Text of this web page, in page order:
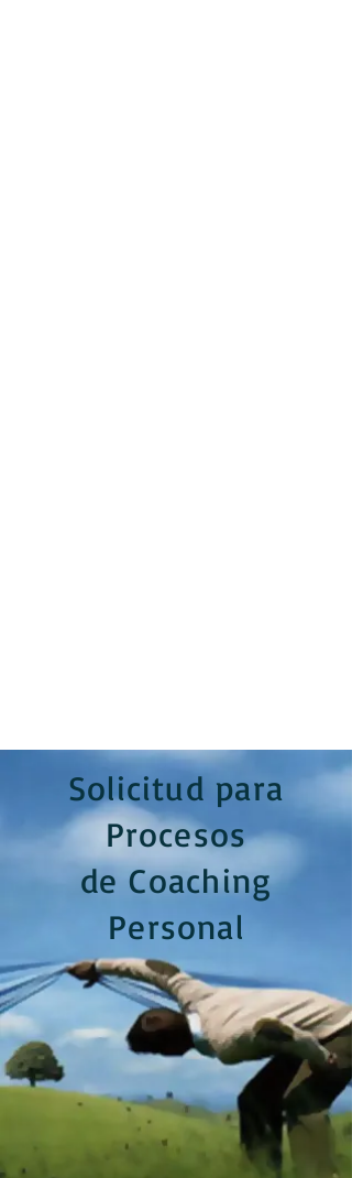
Solicitud para
Procesos
de Coaching
Personal